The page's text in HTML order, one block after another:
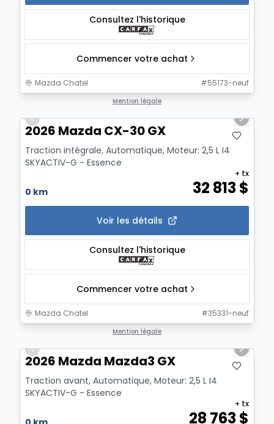
Consultez l'historique
Commencer votre achat
Mazda Chatel #55173-neuf
Mention légale
Previous slide
Next
2026 Mazda CX-30 GX
Traction intégrale, Automatique, Moteur: 2,5 L I4
SKYACTIV-G - Essence
0 km 32 813$
+ tx
Voir les détails
Consultez l'historique
Commencer votre achat
Mazda Chatel #35331-neuf
Mention légale
Previous slide
Next
2026 Mazda Mazda3 GX
Traction avant, Automatique, Moteur: 2,5 L I4
SKYACTIV-G - Essence
28 763$
+ tx